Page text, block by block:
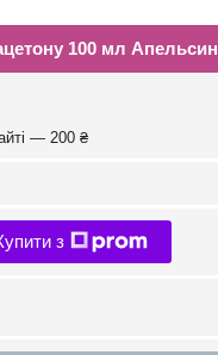
100 мл Апельсин
— 200 ₴
з